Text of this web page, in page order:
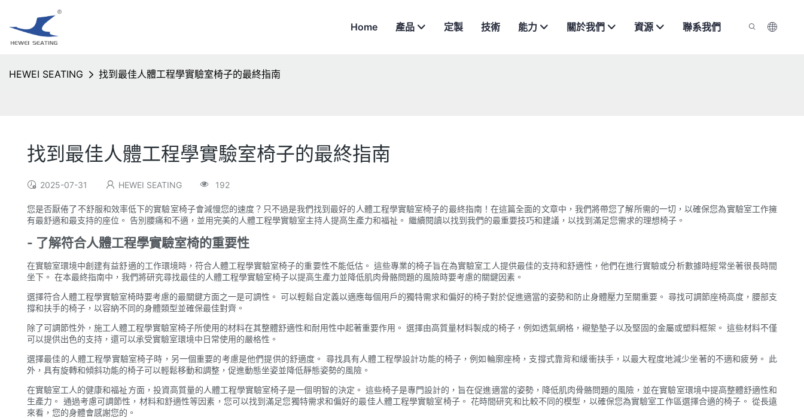
Home 產品 定製 技術 能力 關於我們 資源 聯系我們
HEWEI SEATING 找到最佳人體工程學實驗室椅子的最終指南
找到最佳人體工程學實驗室椅子的最終指南
2025-07-31 HEWEI SEATING 192
您是否厭倦了不舒服和效率低下的實驗室椅子會減慢您的速度？只不過是我們找到最好的人體工程學實驗室椅子的最終指南！在這篇全面的文章中，我們將帶您了解所需的一切，以確保您為實驗室工作擁
有最舒適和最支持的座位。 告別腰痛和不適，並用完美的人體工程學實驗室主持人提高生產力和福祉。 繼續閱讀以找到我們的最重要技巧和建議，以找到滿足您需求的理想椅子。
- 了解符合人體工程學實驗室椅的重要性
在實驗室環境中創建有益舒適的工作環境時，符合人體工程學實驗室椅子的重要性不能低估。 這些專業的椅子旨在為實驗室工人提供最佳的支持和舒適性，他們在進行實驗或分析數據時經常坐著很長時間
坐下。 在本最終指南中，我們將研究尋找最佳的人體工程學實驗室椅子以提高生產力並降低肌肉骨骼問題的風險時要考慮的關鍵因素。
選擇符合人體工程學實驗室椅時要考慮的最關鍵方面之一是可調性。 可以輕鬆自定義以適應每個用戶的獨特需求和偏好的椅子對於促進適當的姿勢和防止身體壓力至關重要。 尋找可調節座椅高度，腰部支
撐和扶手的椅子，以容納不同的身體類型並確保最佳對齊。
除了可調節性外，施工人體工程學實驗室椅子所使用的材料在其整體舒適性和耐用性中起著重要作用。 選擇由高質量材料製成的椅子，例如透氣網格，襯墊墊子以及堅固的金屬或塑料框架。 這些材料不僅
可以提供出色的支持，還可以承受實驗室環境中日常使用的嚴格性。
選擇最佳的人體工程學實驗室椅子時，另一個重要的考慮是他們提供的舒適度。 尋找具有人體工程學設計功能的椅子，例如輪廓座椅，支撐式靠背和緩衝扶手，以最大程度地減少坐著的不適和疲勞。 此
外，具有旋轉和傾斜功能的椅子可以輕鬆移動和調整，促進動態坐姿並降低靜態姿勢的風險。
在實驗室工人的健康和福祉方面，投資高質量的人體工程學實驗室椅子是一個明智的決定。 這些椅子是專門設計的，旨在促進適當的姿勢，降低肌肉骨骼問題的風險，並在實驗室環境中提高整體舒適性和
生產力。 通過考慮可調節性，材料和舒適性等因素，您可以找到滿足您獨特需求和偏好的最佳人體工程學實驗室椅子。 花時間研究和比較不同的模型，以確保您為實驗室工作區選擇合適的椅子。 從長遠
來看，您的身體會感謝您的。